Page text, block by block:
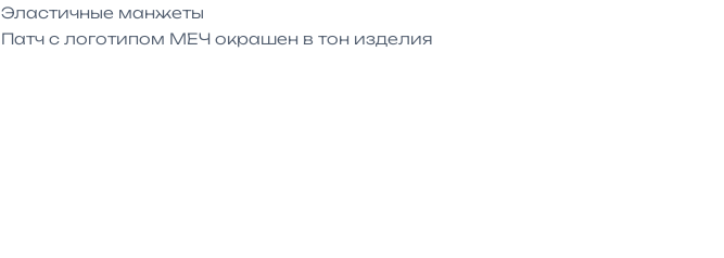
Эластичные манжеты
Патч с логотипом МЕЧ окрашен в тон изделия